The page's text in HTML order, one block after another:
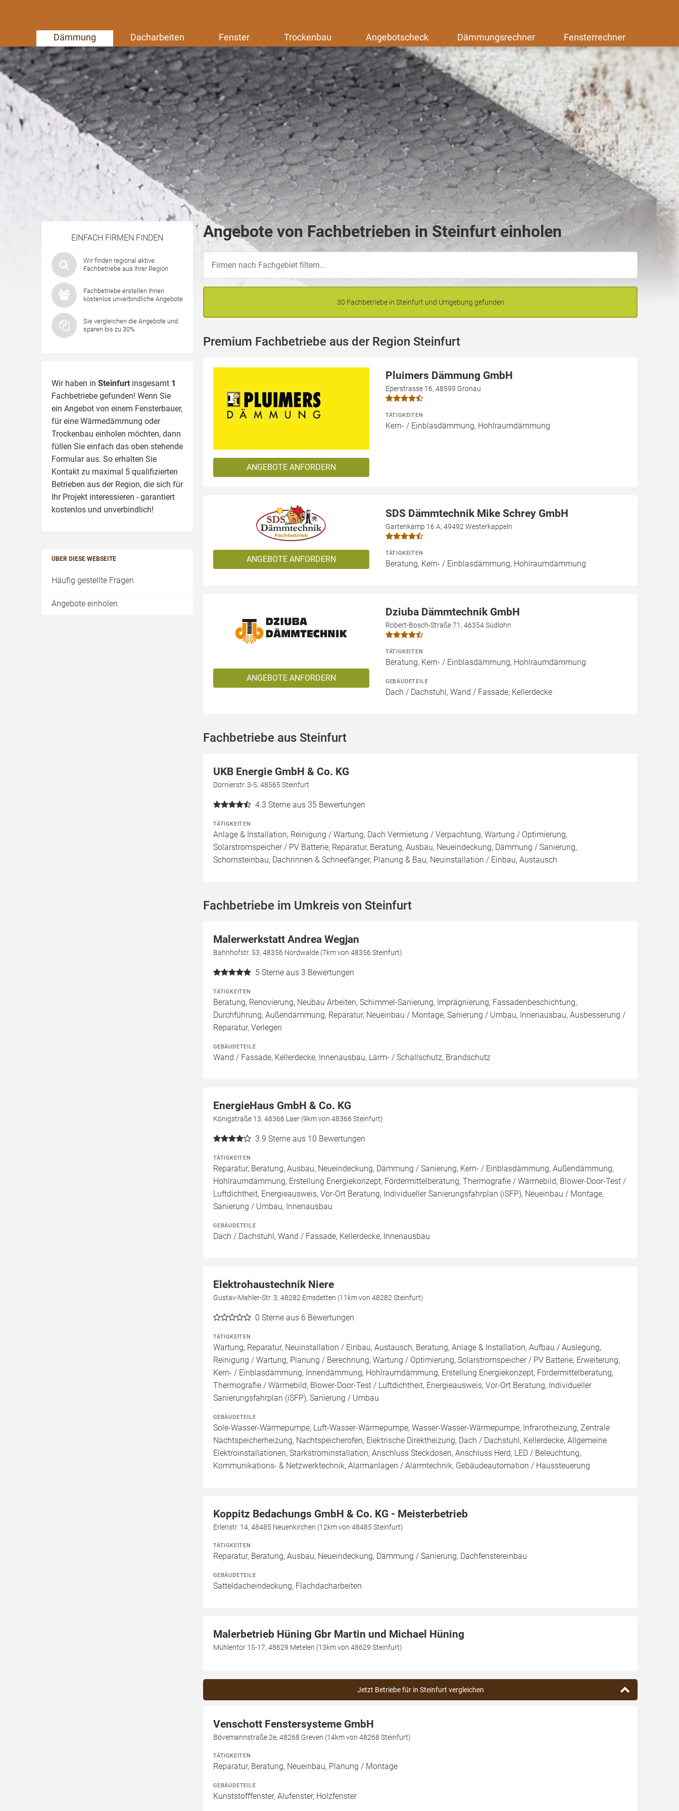
Dämmung Dacharbeiten Fenster Trockenbau Angebotscheck Dämmungsrechner Fensterrechner
EINFACH FIRMEN FINDEN
Wir finden regional aktive
Fachbetriebe aus Ihrer Region
Fachbetriebe erstellen Ihnen
kostenlos unverbindliche Angebote
Sie vergleichen die Angebote und
sparen bis zu 30%
Wir haben in Steinfurt insgesamt 1
Fachbetriebe gefunden! Wenn Sie
ein Angebot von einem Fensterbauer,
für eine Wärmedämmung oder
Trockenbau einholen möchten, dann
füllen Sie einfach das oben stehende
Formular aus. So erhalten Sie
Kontakt zu maximal 5 qualifizierten
Betrieben aus der Region, die sich für
Ihr Projekt interessieren - garantiert
kostenlos und unverbindlich!
ÜBER DIESE WEBSEITE
Häufig gestellte Fragen
Angebote einholen
Angebote von Fachbetrieben in Steinfurt einholen
30 Fachbetriebe in Steinfurt und Umgebung gefunden
Premium Fachbetriebe aus der Region Steinfurt
ANGEBOTE ANFORDERN
Pluimers Dämmung GmbH
Eperstrasse 16, 48599 Gronau
TÄTIGKEITEN
Kern- / Einblasdämmung, Hohlraumdämmung
ANGEBOTE ANFORDERN
SDS Dämmtechnik Mike Schrey GmbH
Gartenkamp 16 A, 49492 Westerkappeln
TÄTIGKEITEN
Beratung, Kern- / Einblasdämmung, Hohlraumdämmung
ANGEBOTE ANFORDERN
Dziuba Dämmtechnik GmbH
Robert-Bosch-Straße 71, 46354 Südlohn
TÄTIGKEITEN
Beratung, Kern- / Einblasdämmung, Hohlraumdämmung
GEBÄUDETEILE
Dach / Dachstuhl, Wand / Fassade, Kellerdecke
Fachbetriebe aus Steinfurt
UKB Energie GmbH & Co. KG
Dornierstr. 3-5, 48565 Steinfurt
4.3 Sterne aus 35 Bewertungen
TÄTIGKEITEN
Anlage & Installation, Reinigung / Wartung, Dach Vermietung / Verpachtung, Wartung / Optimierung,
Solarstromspeicher / PV Batterie, Reparatur, Beratung, Ausbau, Neueindeckung, Dämmung / Sanierung,
Schornsteinbau, Dachrinnen & Schneefänger, Planung & Bau, Neuinstallation / Einbau, Austausch
Fachbetriebe im Umkreis von Steinfurt
Malerwerkstatt Andrea Wegjan
Bahnhofstr. 53, 48356 Nordwalde (7km von 48356 Steinfurt)
5 Sterne aus 3 Bewertungen
TÄTIGKEITEN
Beratung, Renovierung, Neubau Arbeiten, Schimmel-Sanierung, Imprägnierung, Fassadenbeschichtung,
Durchführung, Außendämmung, Reparatur, Neueinbau / Montage, Sanierung / Umbau, Innenausbau, Ausbesserung /
Reparatur, Verlegen
GEBÄUDETEILE
Wand / Fassade, Kellerdecke, Innenausbau, Lärm- / Schallschutz, Brandschutz
EnergieHaus GmbH & Co. KG
Königstraße 13, 48366 Laer (9km von 48366 Steinfurt)
3.9 Sterne aus 10 Bewertungen
TÄTIGKEITEN
Reparatur, Beratung, Ausbau, Neueindeckung, Dämmung / Sanierung, Kern- / Einblasdämmung, Außendämmung,
Hohlraumdämmung, Erstellung Energiekonzept, Fördermittelberatung, Thermografie / Wärmebild, Blower-Door-Test /
Luftdichtheit, Energieausweis, Vor-Ort Beratung, Individueller Sanierungsfahrplan (iSFP), Neueinbau / Montage,
Sanierung / Umbau, Innenausbau
GEBÄUDETEILE
Dach / Dachstuhl, Wand / Fassade, Kellerdecke, Innenausbau
Elektrohaustechnik Niere
Gustav-Mahler-Str. 3, 48282 Emsdetten (11km von 48282 Steinfurt)
0 Sterne aus 6 Bewertungen
TÄTIGKEITEN
Wartung, Reparatur, Neuinstallation / Einbau, Austausch, Beratung, Anlage & Installation, Aufbau / Auslegung,
Reinigung / Wartung, Planung / Berechnung, Wartung / Optimierung, Solarstromspeicher / PV Batterie, Erweiterung,
Kern- / Einblasdämmung, Innendämmung, Hohlraumdämmung, Erstellung Energiekonzept, Fördermittelberatung,
Thermografie / Wärmebild, Blower-Door-Test / Luftdichtheit, Energieausweis, Vor-Ort Beratung, Individueller
Sanierungsfahrplan (iSFP), Sanierung / Umbau
GEBÄUDETEILE
Sole-Wasser-Wärmepumpe, Luft-Wasser-Wärmepumpe, Wasser-Wasser-Wärmepumpe, Infrarotheizung, Zentrale
Nachtspeicherheizung, Nachtspeicherofen, Elektrische Direktheizung, Dach / Dachstuhl, Kellerdecke, Allgemeine
Elektroinstallationen, Starkstrominstallation, Anschluss Steckdosen, Anschluss Herd, LED / Beleuchtung,
Kommunikations- & Netzwerktechnik, Alarmanlagen / Alarmtechnik, Gebäudeautomation / Haussteuerung
Koppitz Bedachungs GmbH & Co. KG - Meisterbetrieb
Erlenstr. 14, 48485 Neuenkirchen (12km von 48485 Steinfurt)
TÄTIGKEITEN
Reparatur, Beratung, Ausbau, Neueindeckung, Dämmung / Sanierung, Dachfenstereinbau
GEBÄUDETEILE
Satteldacheindeckung, Flachdacharbeiten
Malerbetrieb Hüning Gbr Martin und Michael Hüning
Mühlentor 15-17, 48629 Metelen (13km von 48629 Steinfurt)
Jetzt Betriebe für in Steinfurt vergleichen
Venschott Fenstersysteme GmbH
Bövemannstraße 2e, 48268 Greven (14km von 48268 Steinfurt)
TÄTIGKEITEN
Reparatur, Beratung, Neueinbau, Planung / Montage
GEBÄUDETEILE
Kunststofffenster, Alufenster, Holzfenster